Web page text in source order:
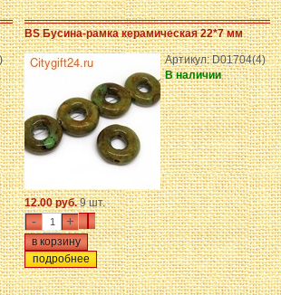
BS Бусина-рамка керамическая 22*7 мм
Артикул: D01704(4)
В наличии
12.00 руб.9 шт.
- +
подробнее